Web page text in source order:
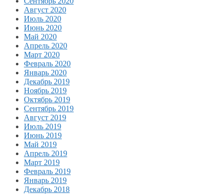
Август 2020
Июль 2020
Июнь 2020
Май 2020
Апрель 2020
Март 2020
Февраль 2020
Январь 2020
Декабрь 2019
Ноябрь 2019
Октябрь 2019
Сентябрь 2019
Август 2019
Июль 2019
Июнь 2019
Май 2019
Апрель 2019
Март 2019
Февраль 2019
Январь 2019
Декабрь 2018